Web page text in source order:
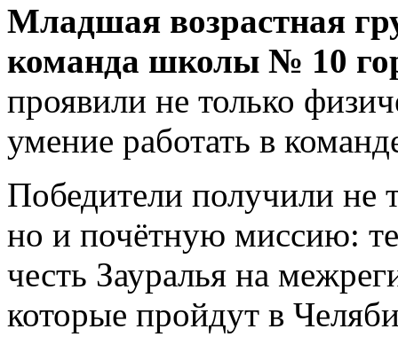
Младшая возрастная
команда школы № 10
проявили не только
умение работать в
Победители получили не
но и почётную миссию:
честь Зауралья на
которые пройдут в